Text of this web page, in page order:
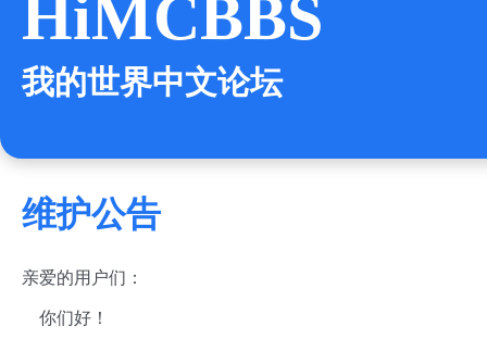
HiMCBBS
我的世界中文论坛
维护公告
亲爱的用户们：
你们好！